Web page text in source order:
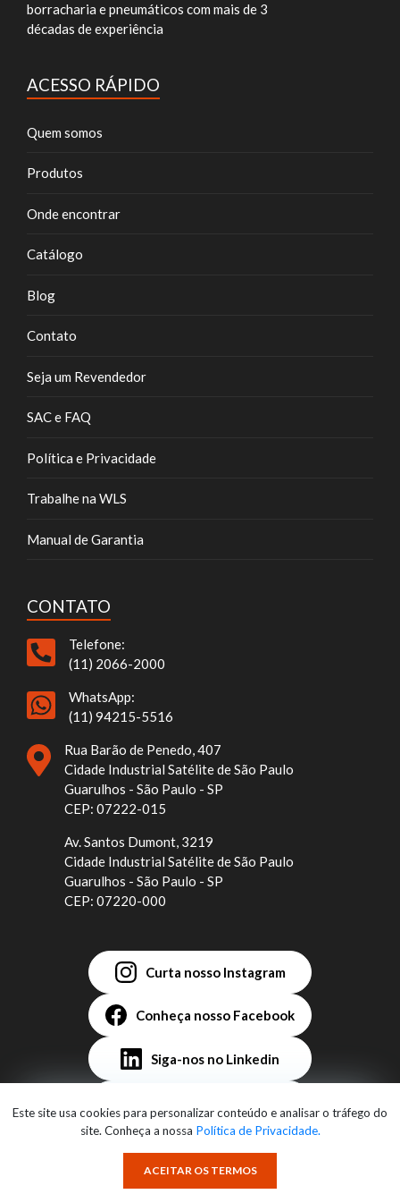
Este site usa cookies para personalizar conteúdo e analisar o tráfego do
site. Conheça a nossa Política de Privacidade.
ACEITAR OS TERMOS
borracharia e pneumáticos com mais de 3
décadas de experiência
ACESSO RÁPIDO
Quem somos
Produtos
Onde encontrar
Catálogo
Blog
Contato
Seja um Revendedor
SAC e FAQ
Política e Privacidade
Trabalhe na WLS
Manual de Garantia
CONTATO
Telefone:
(11) 2066-2000
WhatsApp:
(11) 94215-5516
Rua Barão de Penedo, 407
Cidade Industrial Satélite de São Paulo
Guarulhos - São Paulo - SP
CEP: 07222-015
Av. Santos Dumont, 3219
Cidade Industrial Satélite de São Paulo
Guarulhos - São Paulo - SP
CEP: 07220-000
Curta nosso Instagram
Conheça nosso Facebook
Siga-nos no Linkedin